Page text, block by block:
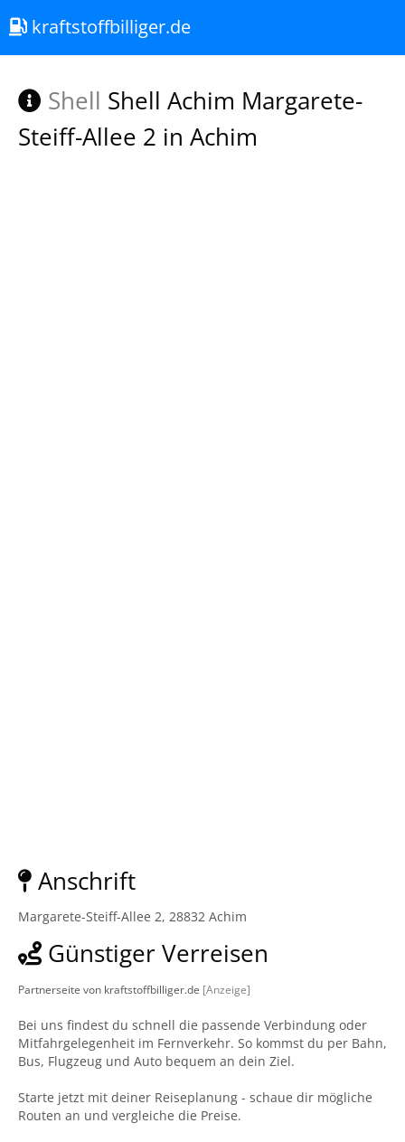
kraftstoffbilliger.de
Shell Shell Achim Margarete-
Steiff-Allee 2 in Achim
Anschrift
Margarete-Steiff-Allee 2, 28832 Achim
Günstiger Verreisen
Partnerseite von kraftstoffbilliger.de [Anzeige]
Bei uns findest du schnell die passende Verbindung oder
Mitfahrgelegenheit im Fernverkehr. So kommst du per Bahn,
Bus, Flugzeug und Auto bequem an dein Ziel.
Starte jetzt mit deiner Reiseplanung - schaue dir mögliche
Routen an und vergleiche die Preise.